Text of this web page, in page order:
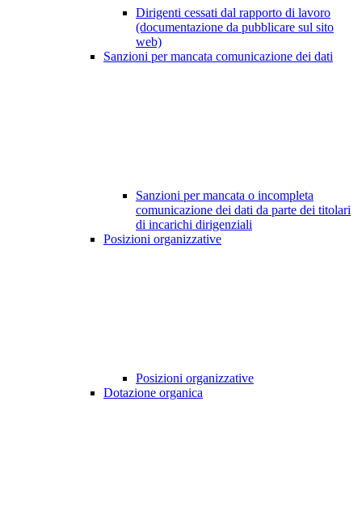
Dirigenti cessati dal rapporto di lavoro
(documentazione da pubblicare sul sito
web)
Sanzioni per mancata comunicazione dei dati
Sanzioni per mancata o incompleta
comunicazione dei dati da parte dei titolari
di incarichi dirigenziali
Posizioni organizzative
Posizioni organizzative
Dotazione organica